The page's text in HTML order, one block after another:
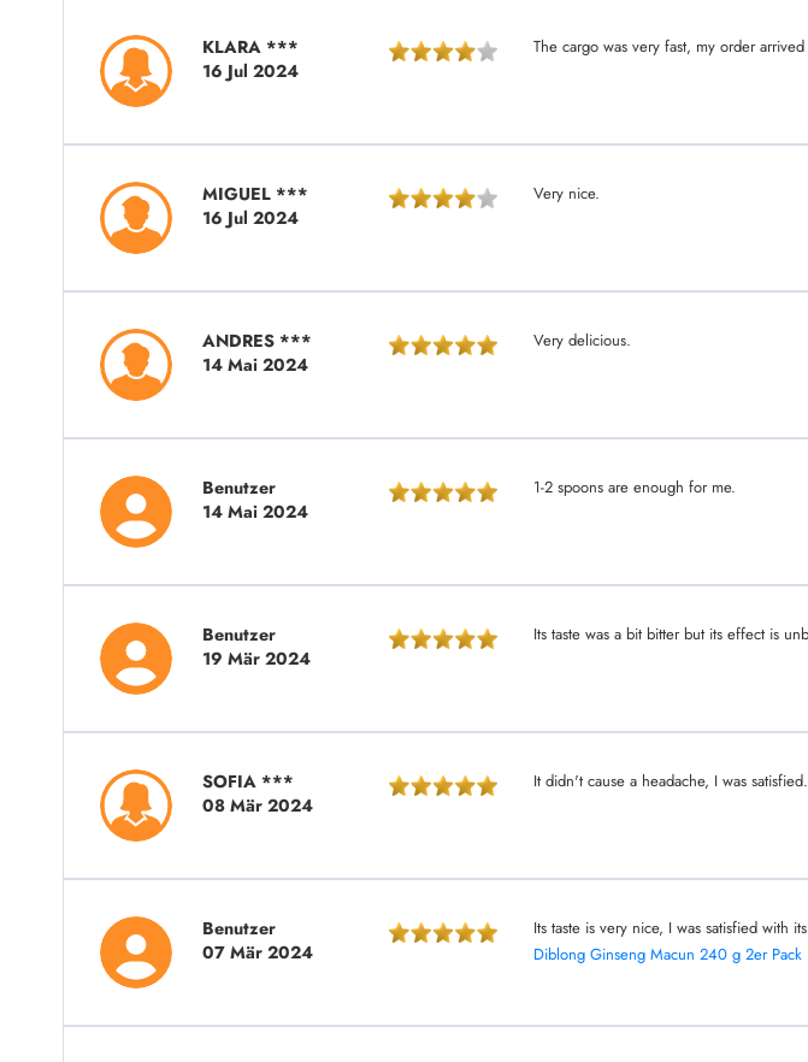
KLARA ***
16 Jul 2024
The cargo was very fast, my order
MIGUEL ***
16 Jul 2024
Very nice.
ANDRES ***
14 Mai 2024
Very delicious.
Benutzer
14 Mai 2024
1-2 spoons are enough for me.
Benutzer
19 Mär 2024
Its taste was a bit bitter but its effect is
SOFIA ***
08 Mär 2024
It didn't cause a headache, I was satisfied.
Benutzer
07 Mär 2024
Its taste is very nice, I was satisfied with
Diblong Ginseng Macun 240 g 2er Pack